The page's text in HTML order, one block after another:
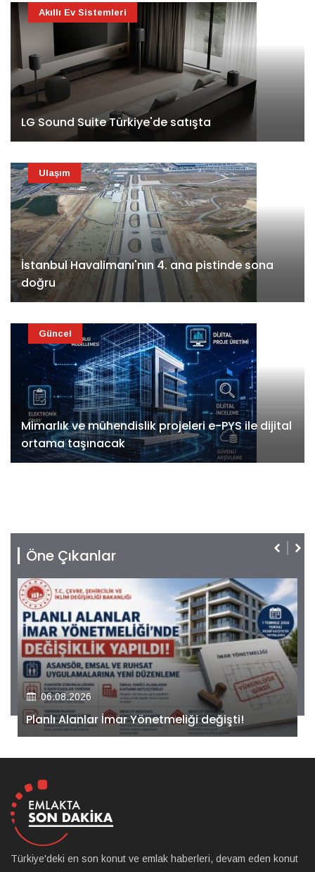
LG Sound Suite Türkiye'de satışta
Akıllı Ev Sistemleri
İstanbul Havalimanı'nın 4. ana pistinde sona
doğru
Ulaşım
Mimarlık ve mühendislik projeleri e-PYS ile dijital
ortama taşınacak
Güncel
Öne Çıkanlar
06.08.2026
Kiler GYO’dan Pendik Dolayoba projesiyle ilgili
önemli adım!
Türkiye'deki en son konut ve emlak haberleri, devam eden konut